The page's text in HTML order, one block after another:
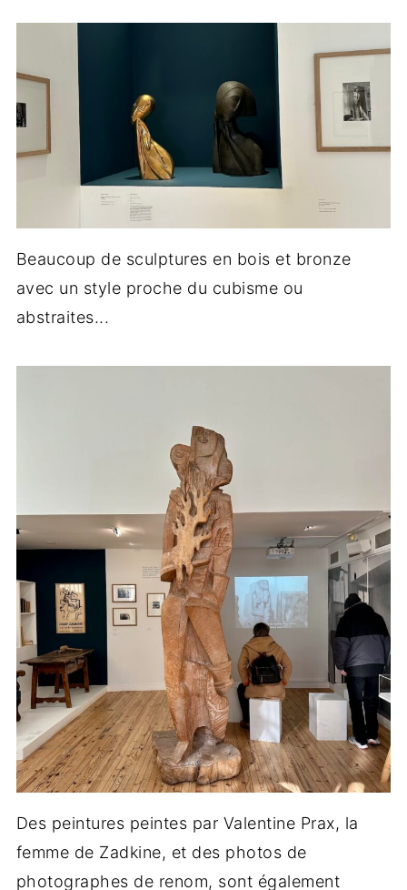
Beaucoup de sculptures en bois et bronze
avec un style proche du cubisme ou
abstraites...
Des peintures peintes par Valentine Prax, la
femme de Zadkine, et des photos de
photographes de renom, sont également